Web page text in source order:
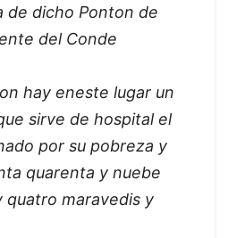
de dicho Ponton de
del Conde
hay eneste lugar un
sirve de hospital el
por su pobreza y
quarenta y nuebe
quatro maravedis y